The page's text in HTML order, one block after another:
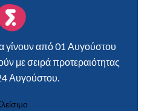
γίνουν από 01 Αυγούστου
με σειρά προτεραιότητας
Αυγούστου.